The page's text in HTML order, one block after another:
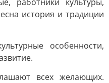
история и традиции
особенности,
всех желающих.